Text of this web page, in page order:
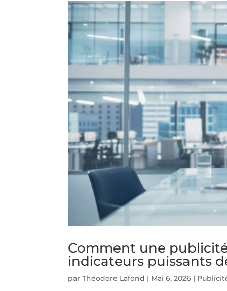
Comment une
indicateurs puissants
parThéodore Lafond | Mai 6, 2026 |